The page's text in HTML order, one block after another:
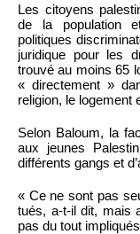
Les citoyens
de la population
politiques
juridique pour les
trouvé au moins 65
« directement »
religion, le logement
Selon Baloum, la
aux jeunes
différents gangs et
« Ce ne sont pas
tués, a-t-il dit, mais
pas du tout